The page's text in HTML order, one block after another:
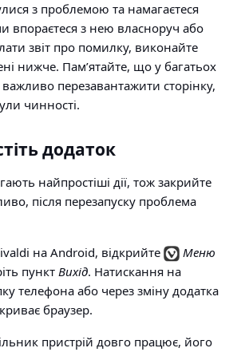
з проблемою та намагаєтеся
впораєтеся з нею власноруч або
звіт про помилку, виконайте
нижче. Пам’ятайте, що у багатьох
перезавантажити сторінку,
чинності.
додаток
найпростіші дії, тож закрийте
після перезапуску проблема
на Android, відкрийте
Меню
пункт Вихід. Натискання на
телефона або через зміну додатка
браузер.
пристрій довго працює, його